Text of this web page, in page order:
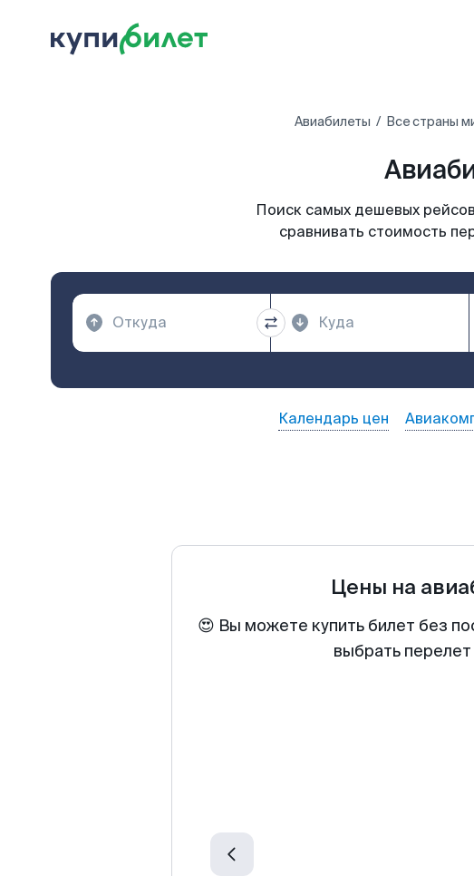
Авиабилеты Все страны
Поиск самых дешевых
сравнивать стоимость
Календарь цен
Цены на
😍 Вы можете купить билет без
выбрать